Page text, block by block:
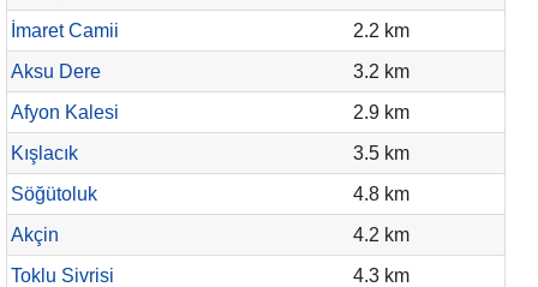
İmaret Camii
2.2 km
Aksu Dere
3.2 km
Afyon Kalesi
2.9 km
Kışlacık
3.5 km
Söğütoluk
4.8 km
Akçin
4.2 km
Toklu Sivrisi
4.3 km